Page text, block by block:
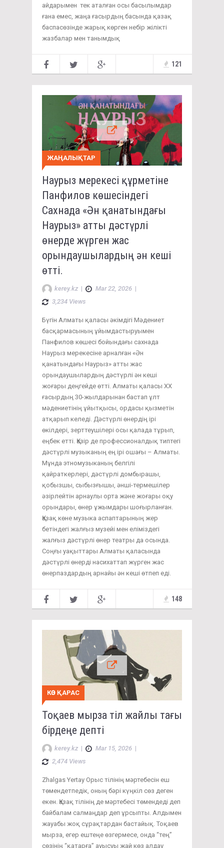
айдарымен тек аталған осы басылымдар
ғана емес, жаңа ғасырдың басында қазақ
баспасөзінде жарық көрген небір жілікті
жазбалар мен танымдық
121
ЖАҢАЛЫҚТАР
Наурыз мерекесі құрметіне
Панфилов көшесіндегі
Сахнада «Ән қанатындағы
Наурыз» атты дәстүрлі
өнерде жүрген жас
орындаушылардың ән кеші
өтті.
kerey.kz | Mar 22, 2026 |
3,234 Views
Бүгін Алматы қаласы әкімдігі Мәдениет
басқармасының ұйымдастыруымен
Панфилов көшесі бойындағы сахнада
Наурыз мерекесіне арналған «Ән
қанатындағы Наурыз» атты жас
орындаушылардың дәстүрлі ән кеші
жоғары деңгейде өтті. Алматы қаласы ХХ
ғасырдың 30-жылдарынан бастап ұлт
мәдениетінің ұйытқысы, ордасы қызметін
атқарып келеді. Дәстүрлі өнердің ірі
өкілдері, зерттеушілері осы қалада тұрып,
еңбек етті. Қазір де профессионалдық типтегі
дәстүрлі музыканың ең ірі ошағы – Алматы.
Мұнда этномузыканың белгілі
қайраткерлері, дәстүрлі домбырашы,
қобызшы, сыбызғышы, әнші-термешілер
әзірлейтін арнаулы орта және жоғары оқу
орындары, өнер ұжымдары шоғырланған.
Қазақ көне музыка аспаптарының жер
бетіндегі жалғыз музейі мен еліміздегі
жалғыз дәстүрлі өнер театры да осында.
Соңғы уақыттары Алматы қаласында
дәстүрлі өнерді насихаттап жүрген жас
өнерпаздардың арнайы ән кеші өтпеп еді.
148
КӨЗ ҚАРАС
Тоқаев мырза тіл жайлы тағы
бірдеңе депті
kerey.kz | Mar 15, 2026 |
2,474 Views
Zhalgas Yertay Орыс тілінің мәртебесін еш
төмендетпедік, оның бәрі күңкіл сөз деген
екен. Қазақ тілінің де мәртебесі төмендеді деп
байбалам салмаңдар деп ұрсыпты. Алдымен
жауабы жоқ сұрақтардан бастайық. Тоқаев
мырза, егер ештеңе өзгермесе, онда “тең”
сөзінің “қатарға” ауысуы жай көз алдау